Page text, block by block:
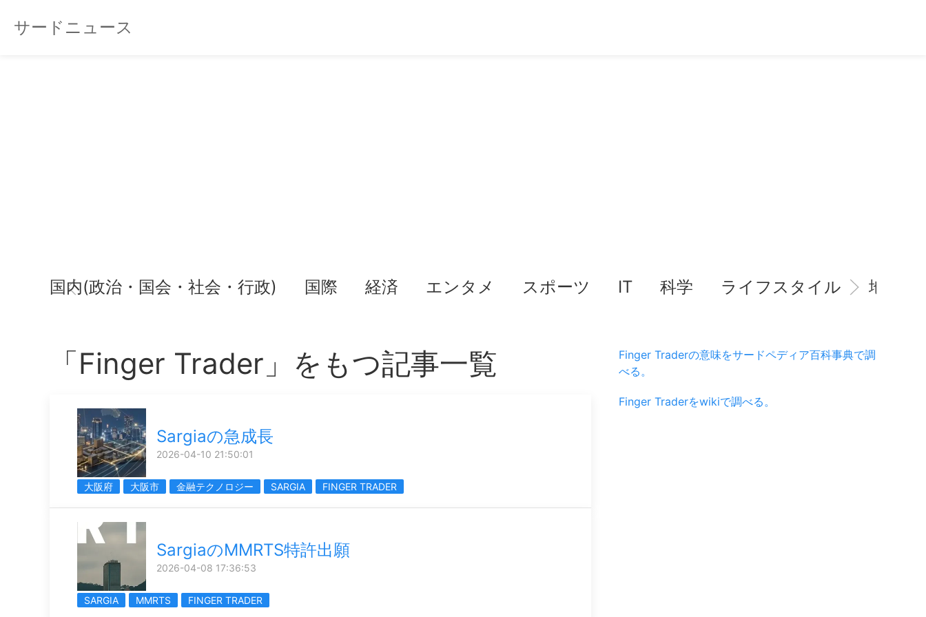
サードニュース
国内(政治・国会・社会・行政) 国際 経済 エンタメ スポーツ IT 科学 ライフスタイル 地域情
「Finger Trader」をもつ記事一覧
Sargiaの急成長
2026-04-10 21:50:01
大阪府 大阪市 金融テクノロジー SARGIA FINGER TRADER
SargiaのMMRTS特許出願
2026-04-08 17:36:53
SARGIA MMRTS FINGER TRADER
Finger Traderの意味をサードペディア百科事典で調
べる。
Finger Traderをwikiで調べる。